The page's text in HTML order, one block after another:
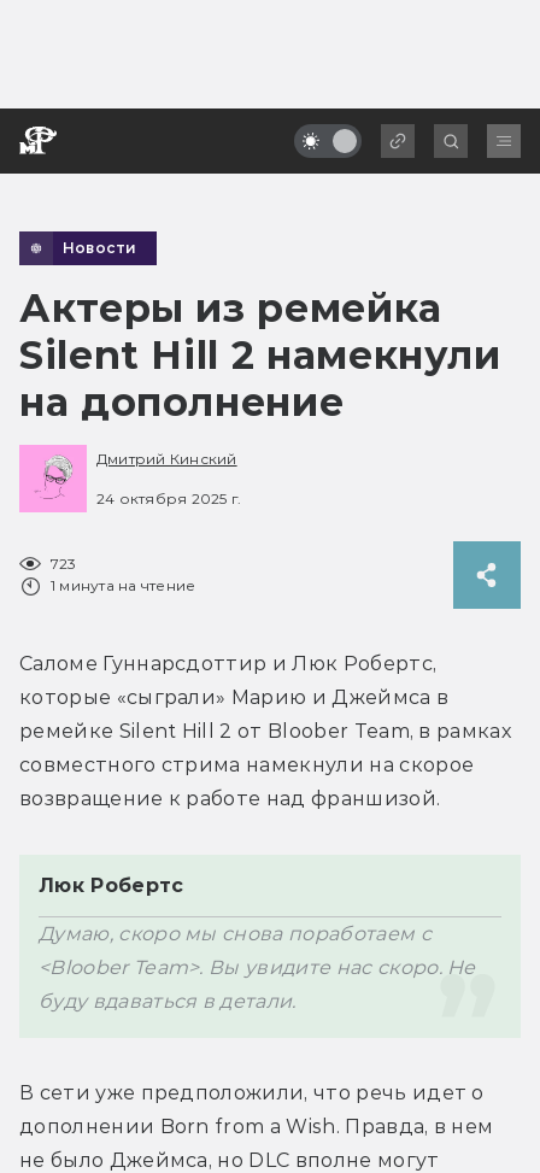
Новости
Актеры из ремейка
Silent Hill 2 намекнули
на дополнение
Дмитрий Кинский
24 октября 2025 г.
723
1 минута на чтение
Саломе Гуннарсдоттир и Люк Робертс,
которые «сыграли» Марию и Джеймса в
ремейке Silent Hill 2 от Bloober Team, в рамках
совместного стрима намекнули на скорое
возвращение к работе над франшизой.
Люк Робертс
Думаю, скоро мы снова поработаем с
<Bloober Team>. Вы увидите нас скоро. Не
буду вдаваться в детали.
В сети уже предположили, что речь идет о
дополнении Born from a Wish. Правда, в нем
не было Джеймса, но DLC вполне могут